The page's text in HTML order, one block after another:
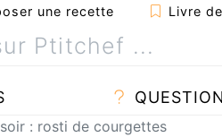
une recette Livre
: rosti de courgettes